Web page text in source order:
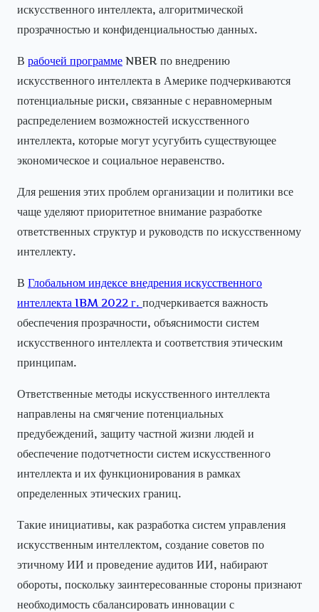
искусственного интеллекта, алгоритмической
прозрачностью и конфиденциальностью данных.
В рабочей программе NBER по внедрению
искусственного интеллекта в Америке подчеркиваются
потенциальные риски, связанные с неравномерным
распределением возможностей искусственного
интеллекта, которые могут усугубить существующее
экономическое и социальное неравенство.
Для решения этих проблем организации и политики все
чаще уделяют приоритетное внимание разработке
ответственных структур и руководств по искусственному
интеллекту.
В Глобальном индексе внедрения искусственного
интеллекта IBM 2022 г. подчеркивается важность
обеспечения прозрачности, объяснимости систем
искусственного интеллекта и соответствия этическим
принципам.
Ответственные методы искусственного интеллекта
направлены на смягчение потенциальных
предубеждений, защиту частной жизни людей и
обеспечение подотчетности систем искусственного
интеллекта и их функционирования в рамках
определенных этических границ.
Такие инициативы, как разработка систем управления
искусственным интеллектом, создание советов по
этичному ИИ и проведение аудитов ИИ, набирают
обороты, поскольку заинтересованные стороны признают
необходимость сбалансировать инновации с